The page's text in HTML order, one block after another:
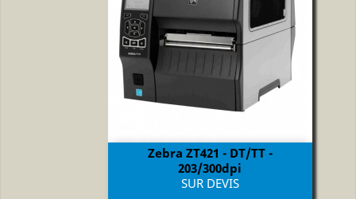
Zebra ZT421 - DT/TT -
203/300dpi
Prix
SUR DEVIS